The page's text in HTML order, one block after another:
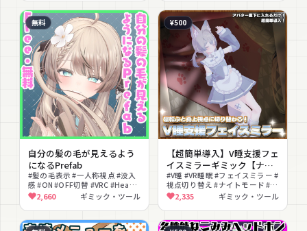
無料
自分の髪の毛が見えるよう
になるPrefab
#髪の毛表示 #一人称視点 #没入
感 #ON #OFF切替 #VRC #Head
#Chop #便利ツール #無料
2,660 ギミック・ツール
¥500
【超簡単導入】V睡支援フェ
イスミラーギミック【ナイ
トモード機能あり】
#V睡 #VR睡眠 #フェイスミラー #
視点切り替え #ナイトモード #撮
影向け #便利ツール #簡単導入
#MA対応 #ミラー
2,335 ギミック・ツール